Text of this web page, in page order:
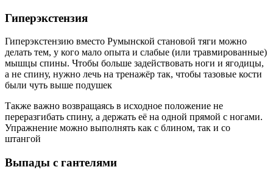
Гиперэкстензия
Гиперэкстензию вместо Румынской становой тяги можно
делать тем, у кого мало опыта и слабые (или травмированные)
мышцы спины. Чтобы больше задействовать ноги и ягодицы,
а не спину, нужно лечь на тренажёр так, чтобы тазовые кости
были чуть выше подушек
Также важно возвращаясь в исходное положение не
переразгибать спину, а держать её на одной прямой с ногами.
Упражнение можно выполнять как с блином, так и со
штангой
Выпады с гантелями